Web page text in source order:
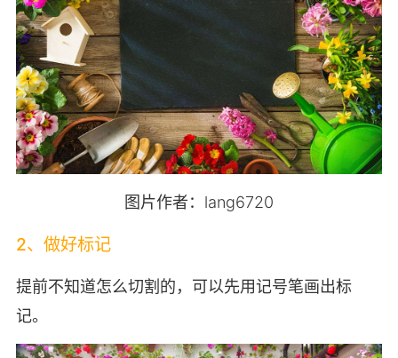
图片作者：lang6720
2、做好标记
提前不知道怎么切割的，可以先用记号笔画出标
记。